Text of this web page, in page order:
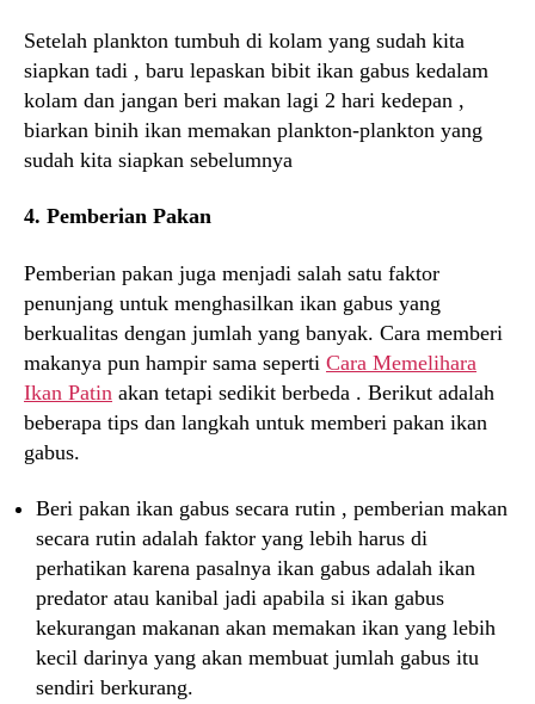
Setelah plankton tumbuh di kolam yang sudah kita
siapkan tadi , baru lepaskan bibit ikan gabus kedalam
kolam dan jangan beri makan lagi 2 hari kedepan ,
biarkan binih ikan memakan plankton-plankton yang
sudah kita siapkan sebelumnya
4. Pemberian Pakan
Pemberian pakan juga menjadi salah satu faktor
penunjang untuk menghasilkan ikan gabus yang
berkualitas dengan jumlah yang banyak. Cara memberi
makanya pun hampir sama seperti Cara Memelihara
Ikan Patin akan tetapi sedikit berbeda . Berikut adalah
beberapa tips dan langkah untuk memberi pakan ikan
gabus.
Beri pakan ikan gabus secara rutin , pemberian makan
secara rutin adalah faktor yang lebih harus di
perhatikan karena pasalnya ikan gabus adalah ikan
predator atau kanibal jadi apabila si ikan gabus
kekurangan makanan akan memakan ikan yang lebih
kecil darinya yang akan membuat jumlah gabus itu
sendiri berkurang.